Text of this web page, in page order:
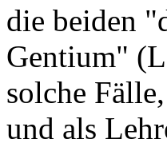
die beiden
Gentium"
solche
und als